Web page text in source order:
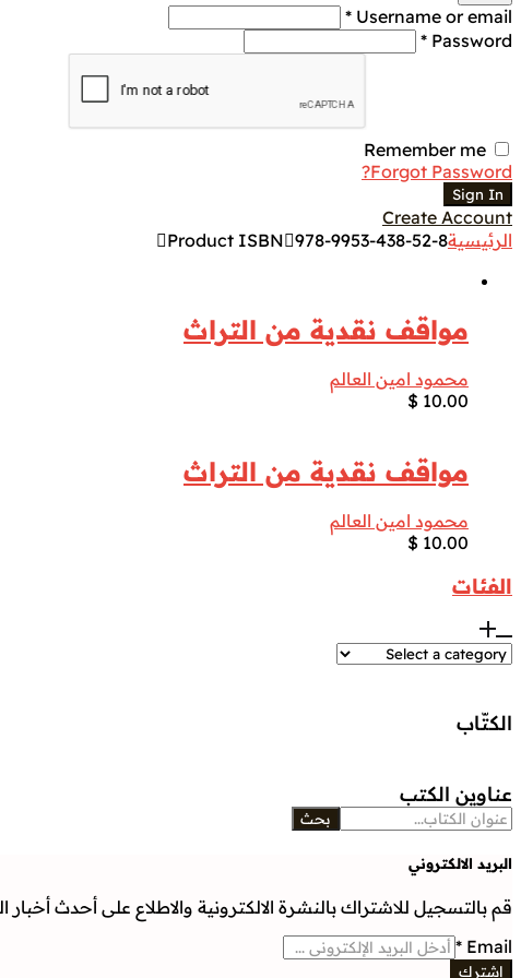
Username or email *
Password *
Remember me
Forgot Password?
Sign In
Create Account
الرئيسية
Product ISBN 978-9953-438-52-8
مواقف نقدية من التراث
محمود امين العالم
$ 10.00
مواقف نقدية من التراث
محمود امين العالم
$ 10.00
الفئات
الكتّاب
عناوين الكتب
بحث
البريد الالكتروني
قم بالتسجيل للاشتراك بالنشرة الالكترونية والاطلاع على أحدث أخبار
Email
*
إشترك